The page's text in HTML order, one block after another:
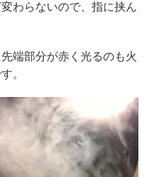
わらないので、指に挟ん
端部分が赤く光るのも火
。